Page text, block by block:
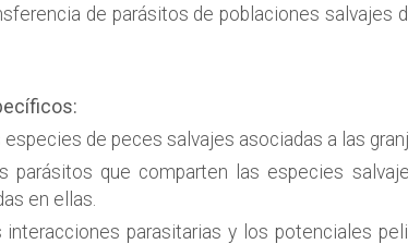
de parásitos de poblaciones
especies de peces salvajes asociadas a las
parásitos que comparten las especies
en ellas.
interacciones parasitarias y los potenciales